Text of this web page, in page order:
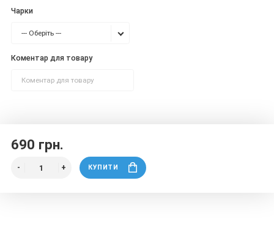
Чарки
--- Оберіть ---
Коментар для товару
690 грн.
КУПИТИ